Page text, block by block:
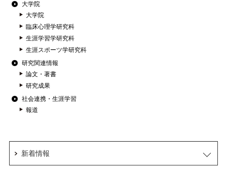
大学院
大学院
臨床心理学研究科
生涯学習学研究科
生涯スポーツ学研究科
研究関連情報
論文・著書
研究成果
社会連携・生涯学習
報道
新着情報